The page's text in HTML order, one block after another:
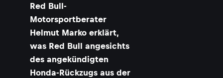
Red Bull-
Motorsportberater
Helmut Marko erklärt,
was Red Bull angesichts
des angekündigten
Honda-Rückzugs aus der